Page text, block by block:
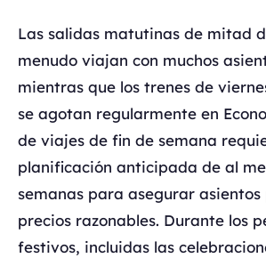
Las salidas matutinas de mitad
menudo viajan con muchos
mientras que los trenes de
se agotan regularmente en
de viajes de fin de semana
planificación anticipada de al
semanas para asegurar
precios razonables. Durante los
festivos, incluidas las